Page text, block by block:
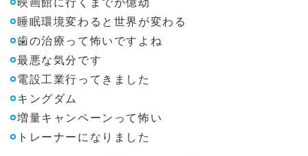
睡眠環境変わると世界が変わる
歯の治療って怖いですよね
最悪な気分です
電設工業行ってきました
キングダム
増量キャンペーンって怖い
トレーナーになりました